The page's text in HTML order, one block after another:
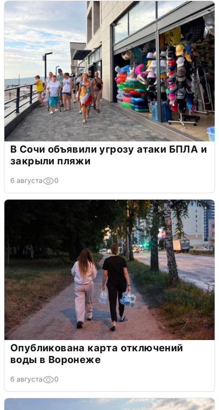
В Сочи объявили угрозу атаки БПЛА и
закрыли пляжи
6 августа 0
Опубликована карта отключений
воды в Воронеже
6 августа 0